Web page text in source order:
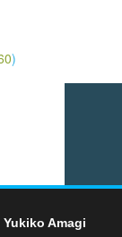
)
Amagi